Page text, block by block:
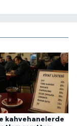
kahvehanelerde